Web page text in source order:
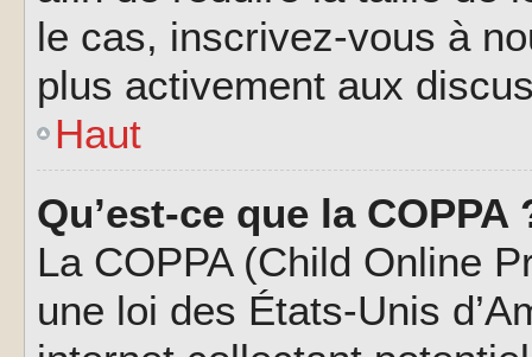
le cas, inscrivez-vous à
plus activement aux
Haut
Qu’est-ce que la COPPA
La COPPA (Child Online
une loi des États-Unis